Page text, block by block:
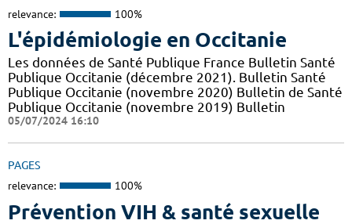
relevance: 100%
L'épidémiologie en Occitanie
Les données de Santé Publique France Bulletin Santé
Publique Occitanie (décembre 2021). Bulletin Santé
Publique Occitanie (novembre 2020) Bulletin de Santé
Publique Occitanie (novembre 2019) Bulletin
05/07/2024 16:10
PAGES
relevance: 100%
Prévention VIH & santé sexuelle